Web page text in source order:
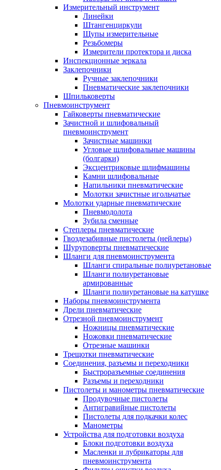
Измерительный инструмент
Линейки
Штангенциркули
Щупы измерительные
Резьбомеры
Измерители протектора и диска
Инспекционные зеркала
Заклепочники
Ручные заклепочники
Пневматические заклепочники
Шпильковерты
Пневмоинструмент
Гайковерты пневматические
Зачистной и шлифовальный
пневмоинструмент
Зачистные машинки
Угловые шлифовальные машины
(болгарки)
Эксцентриковые шлифмашины
Камни шлифовальные
Напильники пневматические
Молотки зачистные игольчатые
Молотки ударные пневматические
Пневмодолота
Зубила сменные
Степлеры пневматические
Гвоздезабивные пистолеты (нейлеры)
Шуруповерты пневматические
Шланги для пневмоинструмента
Шланги спиральные полиуретановые
Шланги полиуретановые
армированные
Шланги полиуретановые на катушке
Наборы пневмоинструмента
Дрели пневматические
Отрезной пневмоинструмент
Ножницы пневматические
Ножовки пневматические
Отрезные машинки
Трещотки пневматические
Соединения, разъемы и переходники
Быстроразъемные соединения
Разъемы и переходники
Пистолеты и манометры пневматические
Продувочные пистолеты
Антигравийные пистолеты
Пистолеты для подкачки колес
Манометры
Устройства для подготовки воздуха
Блоки подготовки воздуха
Масленки и лубрикаторы для
пневмоинструмента